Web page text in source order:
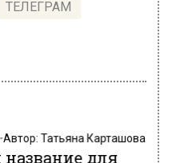
ТЕЛЕГРАМ
Автор: Татьяна Карташова
для